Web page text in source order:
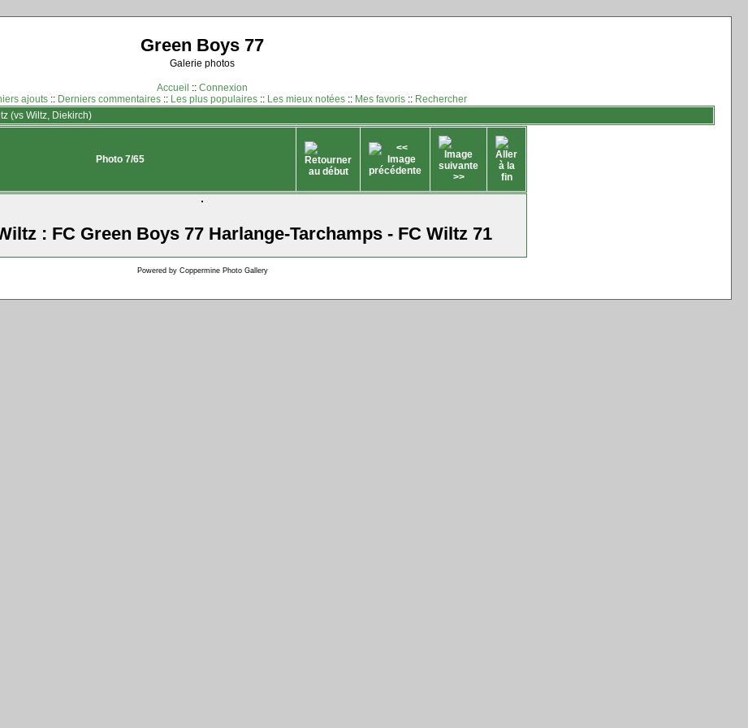
Green Boys 77
Galerie photos
Accueil :: Connexion
ajouts :: Derniers commentaires :: Les plus populaires :: Les mieux notées :: Mes favoris :: Rechercher
(vs Wiltz, Diekirch)
Photo 7/65
: FC Green Boys 77 Harlange-Tarchamps - FC Wiltz 71
Powered by Coppermine Photo Gallery